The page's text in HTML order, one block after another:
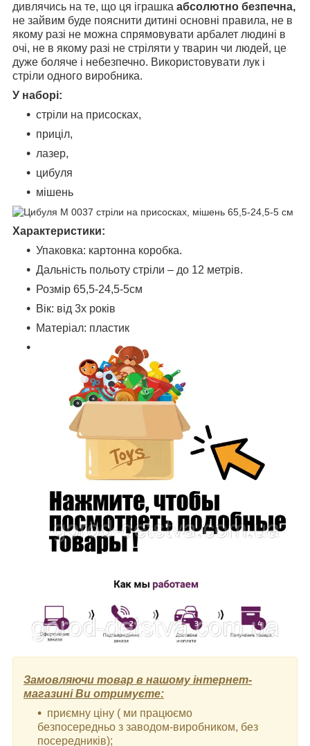
дивлячись на те, що ця іграшка абсолютно безпечна,
не зайвим буде пояснити дитині основні правила, не в
якому разі не можна спрямовувати арбалет людині в
очі, не в якому разі не стріляти у тварин чи людей, це
дуже боляче і небезпечно. Використовувати лук і
стріли одного виробника.
У наборі:
стріли на присосках,
приціл,
лазер,
цибуля
мішень
Характеристики:
Упаковка: картонна коробка.
Дальність польоту стріли – до 12 метрів.
Розмір 65,5-24,5-5см
Вік: від 3х років
Матеріал: пластик
Замовляючи товар в нашому інтернет-
магазині Ви отримуєте:
приємну ціну ( ми працюємо
безпосередньо з заводом-виробником, без
посередників);